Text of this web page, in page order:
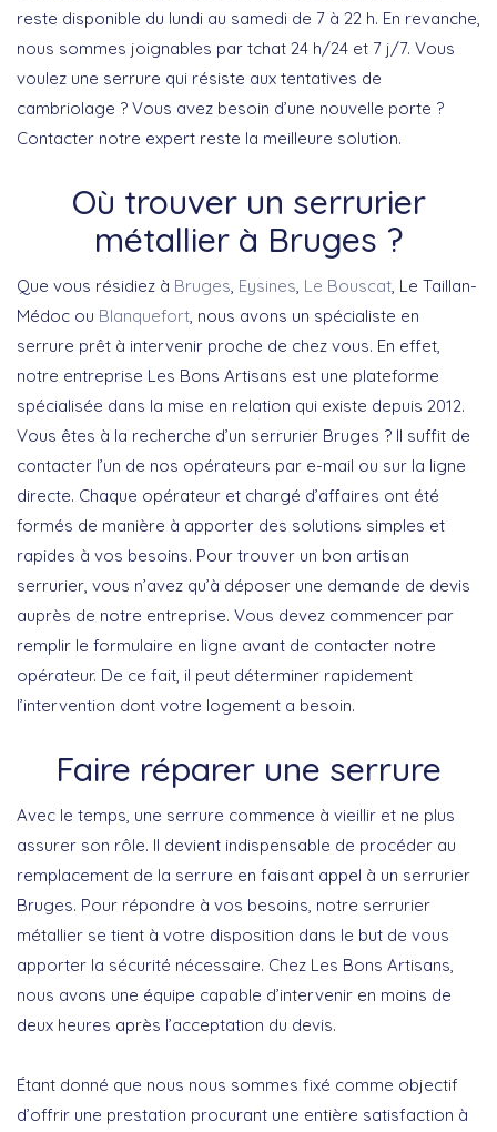
reste disponible du lundi au samedi de 7 à 22 h. En revanche,
nous sommes joignables par tchat 24 h/24 et 7 j/7. Vous
voulez une serrure qui résiste aux tentatives de
cambriolage ? Vous avez besoin d’une nouvelle porte ?
Contacter notre expert reste la meilleure solution.
Où trouver un serrurier
métallier à Bruges ?
Que vous résidiez à Bruges Eysines Le Bouscat , Le Taillan-
Médoc ou Blanquefort , nous avons un spécialiste en
serrure prêt à intervenir proche de chez vous. En effet,
notre entreprise Les Bons Artisans est une plateforme
spécialisée dans la mise en relation qui existe depuis 2012.
Vous êtes à la recherche d’un serrurier Bruges ? Il suffit de
contacter l’un de nos opérateurs par e-mail ou sur la ligne
directe. Chaque opérateur et chargé d’affaires ont été
formés de manière à apporter des solutions simples et
rapides à vos besoins. Pour trouver un bon artisan
serrurier, vous n’avez qu’à déposer une demande de devis
auprès de notre entreprise. Vous devez commencer par
remplir le formulaire en ligne avant de contacter notre
opérateur. De ce fait, il peut déterminer rapidement
l’intervention dont votre logement a besoin.
Faire réparer une serrure
Avec le temps, une serrure commence à vieillir et ne plus
assurer son rôle. Il devient indispensable de procéder au
remplacement de la serrure en faisant appel à un serrurier
Bruges. Pour répondre à vos besoins, notre serrurier
métallier se tient à votre disposition dans le but de vous
apporter la sécurité nécessaire. Chez Les Bons Artisans,
nous avons une équipe capable d’intervenir en moins de
deux heures après l’acceptation du devis.
Étant donné que nous nous sommes fixé comme objectif
d’offrir une prestation procurant une entière satisfaction à